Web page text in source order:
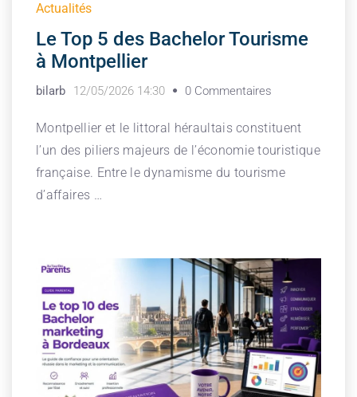
Actualités
Le Top 5 des Bachelor Tourisme
à Montpellier
bilarb 12/05/2026 14:30 0 Commentaires
Montpellier et le littoral héraultais constituent
l’un des piliers majeurs de l’économie touristique
française. Entre le dynamisme du tourisme
d’affaires …